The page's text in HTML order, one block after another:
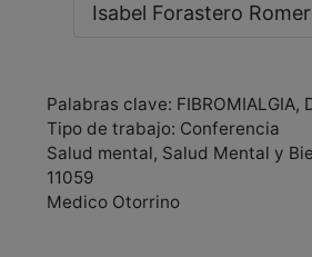
Isabel Forastero
Palabras clave: FIBROMIALGIA,
Tipo de trabajo: Conferencia
Salud mental, Salud Mental y
11059
Medico Otorrino